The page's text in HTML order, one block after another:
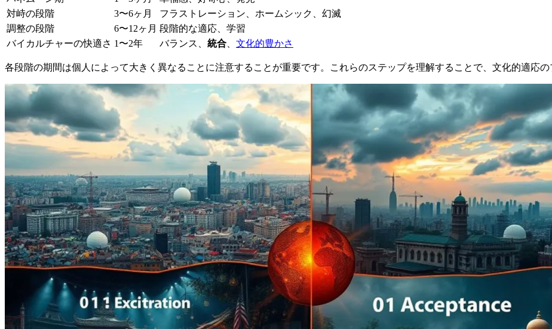
対峙の段階
3〜6ヶ月
フラストレーション、ホームシック、幻滅
調整の段階
6〜12ヶ月 段階的な適応、学習
バイカルチャーの快適さ 1〜2年 バランス、 統合 文化的豊かさ
各段階の期間は個人によって大きく異なることに注意することが重要です。これらのステップを理解することで、文化的適応